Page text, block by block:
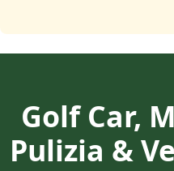
Golf Car,
Pulizia &